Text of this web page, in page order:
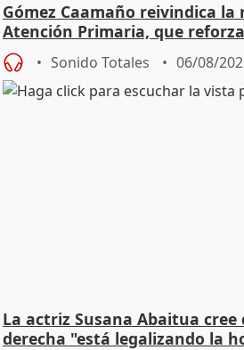
Gómez Caamaño reivindica la
Atención Primaria, que
Sonido Totales 06/08/
La actriz Susana Abaitua
derecha "está legalizando la